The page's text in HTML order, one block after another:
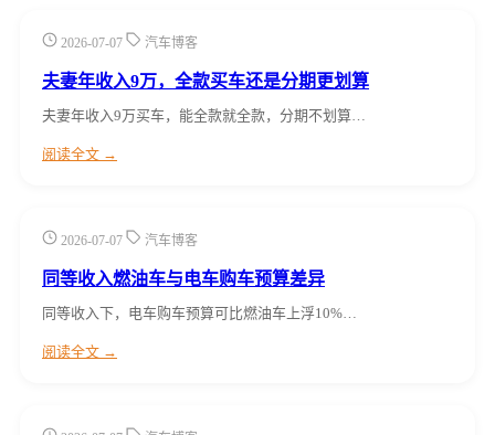
2026-07-07 汽车博客
夫妻年收入9万，全款买车还是分期更划算
夫妻年收入9万买车，能全款就全款，分期不划算…
阅读全文 →
2026-07-07 汽车博客
同等收入燃油车与电车购车预算差异
同等收入下，电车购车预算可比燃油车上浮10%…
阅读全文 →